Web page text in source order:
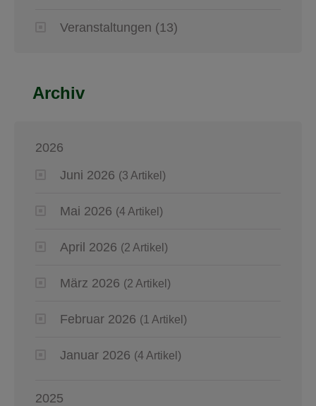
Veranstaltungen (13)
Archiv
2026
Juni 2026 (3 Artikel)
Mai 2026 (4 Artikel)
April 2026 (2 Artikel)
März 2026 (2 Artikel)
Februar 2026 (1 Artikel)
Januar 2026 (4 Artikel)
2025